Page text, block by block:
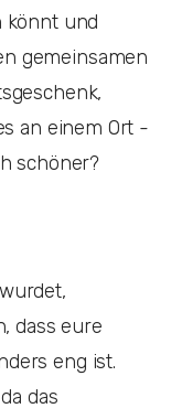
könnt und
gemeinsamen
an einem Ort -
schöner?
dass eure
eng ist.
das